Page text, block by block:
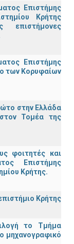
Επιστήμης
Κρήτης
επιστήμονες
Επιστήμης
των Κορυφαίων
στην Ελλάδα
Τομέα της
φοιτητές και
Επιστήμης
Κρήτης.
Κρήτης
το Τμήμα
μηχανογραφικό